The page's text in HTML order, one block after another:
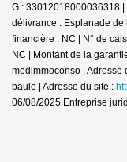
G : 33012018000036318
délivrance : Esplanade
financière : NC | N° de
NC | Montant de la
medimmoconso |
baule | Adresse du site :
06/08/2025 Entreprise